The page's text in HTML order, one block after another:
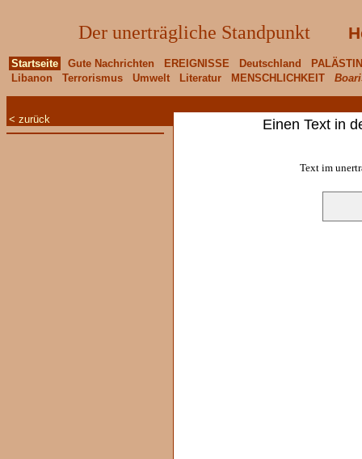
Der unerträgliche Standpunkt
Startseite Gute Nachrichten EREIGNISSE Deutschland
Libanon
Terrorismus Umwelt Literatur MENSCHLICHKEIT
< zurück Einen Text in
Text im